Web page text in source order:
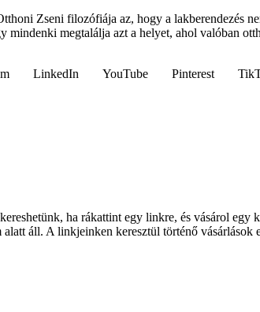
Zseni filozófiája az, hogy a lakberendezés
mindenki megtalálja azt a helyet, ahol valóban
LinkedIn YouTube Pinterest
ha rákattint egy linkre, és vásárol egy
áll. A linkjeinken keresztül történő vásárlások